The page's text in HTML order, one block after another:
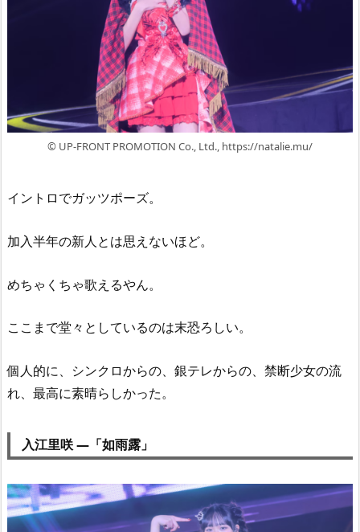
© UP-FRONT PROMOTION Co., Ltd., https://natalie.mu/
イントロでガッツポーズ。
加入半年の新人とは思えないほど。
めちゃくちゃ歌えるやん。
ここまで堂々としているのは末恐ろしい。
個人的に、シンクロからの、銀テレからの、禁断少女の流
れ、最高に素晴らしかった。
入江里咲 —「如雨露」